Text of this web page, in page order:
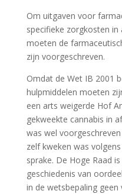
Om uitgaven voor
specifieke zorgkosten
moeten de
zijn voorgeschreven.
Omdat de Wet IB 2001
hulpmiddelen moeten
een arts weigerde Hof
gekweekte cannabis in
was wel
zelf kweken was
sprake. De Hoge Raad
geschiedenis van
in de wetsbepaling